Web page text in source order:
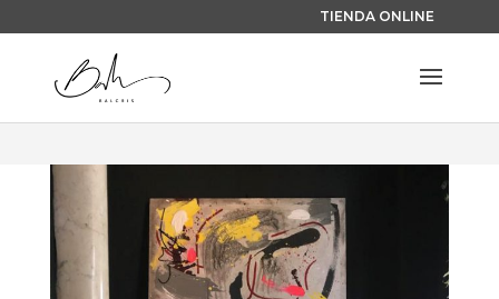
TIENDA ONLINE